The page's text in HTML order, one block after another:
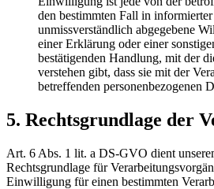
den bestimmten Fall in
unmissverständlich abgegebene
einer Erklärung oder einer
bestätigenden Handlung, mit der
verstehen gibt, dass sie mit der
betreffenden personenbezogenen
5. Rechtsgrundlage der
Art. 6 Abs. 1 lit. a DS-GVO dient
Rechtsgrundlage für
Einwilligung für einen bestimmten